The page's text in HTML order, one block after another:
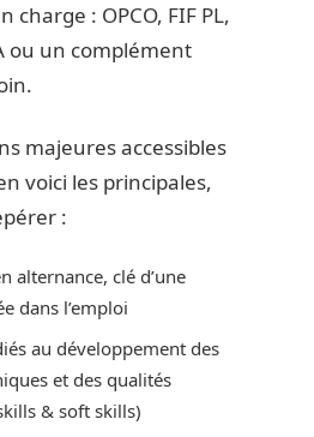
charge : OPCO, FIF PL,
ou un complément
majeures accessibles
voici les principales,
:
alternance, clé d’une
dans l’emploi
au développement des
et des qualités
& soft skills)